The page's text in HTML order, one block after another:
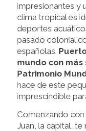
impresionantes y
clima tropical es
deportes
pasado colonial
españolas.
mundo con
Patrimonio
hace de este
imprescindible
Comenzando con
Juan, la capital,